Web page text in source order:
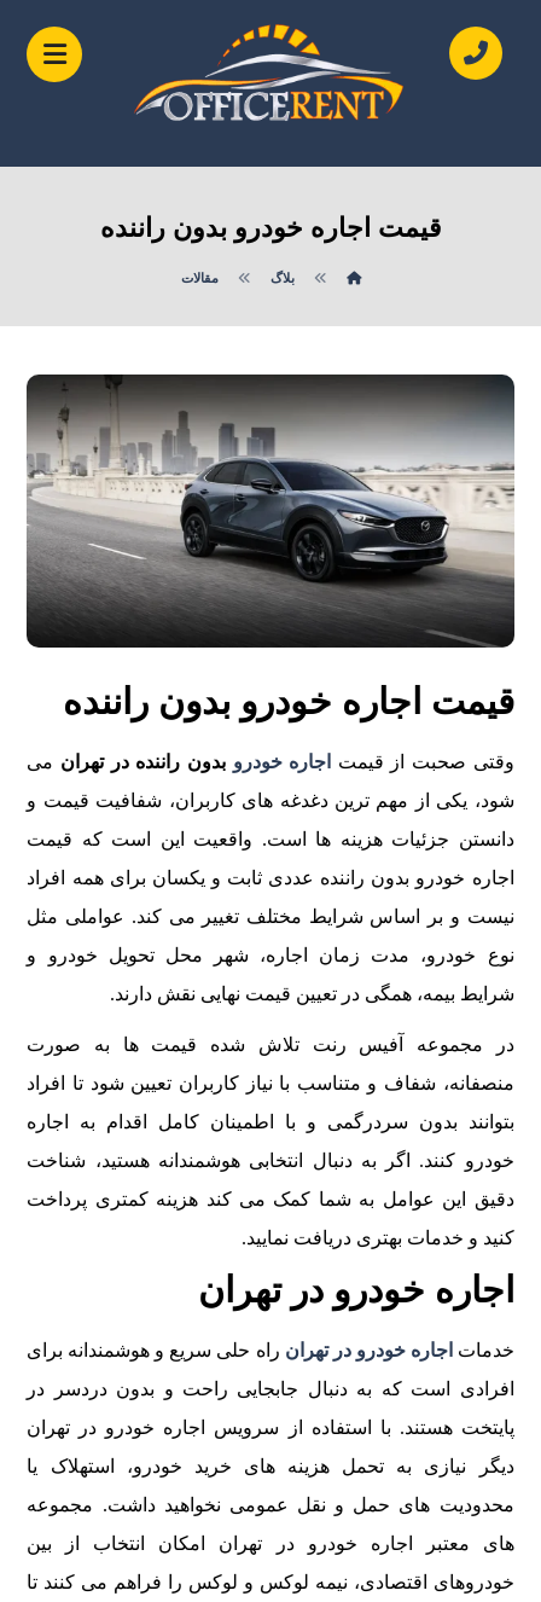
قیمت اجاره خودرو بدون راننده
بلاگ مقالات
قیمت اجاره خودرو بدون راننده
وقتی صحبت از قیمت اجاره خودرو بدون راننده در تهران می
شود، یکی از مهم ترین دغدغه های کاربران، شفافیت قیمت و
دانستن جزئیات هزینه ها است. واقعیت این است که قیمت
اجاره خودرو بدون راننده عددی ثابت و یکسان برای همه افراد
نیست و بر اساس شرایط مختلف تغییر می کند. عواملی مثل
نوع خودرو، مدت زمان اجاره، شهر محل تحویل خودرو و
شرایط بیمه، همگی در تعیین قیمت نهایی نقش دارند.
در مجموعه آفیس رنت تلاش شده قیمت ها به صورت
منصفانه، شفاف و متناسب با نیاز کاربران تعیین شود تا افراد
بتوانند بدون سردرگمی و با اطمینان کامل اقدام به اجاره
خودرو کنند. اگر به دنبال انتخابی هوشمندانه هستید، شناخت
دقیق این عوامل به شما کمک می کند هزینه کمتری پرداخت
کنید و خدمات بهتری دریافت نمایید.
اجاره خودرو در تهران
خدمات اجاره خودرو در تهران راه حلی سریع و هوشمندانه برای
افرادی است که به دنبال جابجایی راحت و بدون دردسر در
پایتخت هستند. با استفاده از سرویس اجاره خودرو در تهران
دیگر نیازی به تحمل هزینه های خرید خودرو، استهلاک یا
محدودیت های حمل و نقل عمومی نخواهید داشت. مجموعه
های معتبر اجاره خودرو در تهران امکان انتخاب از بین
خودروهای اقتصادی، نیمه لوکس و لوکس را فراهم می کنند تا